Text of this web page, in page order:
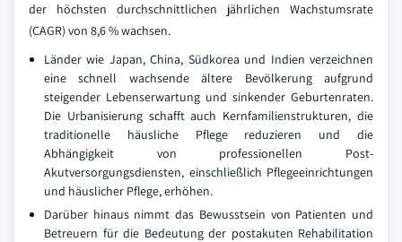
der höchsten durchschnittlichen jährlichen Wachstumsrate
(CAGR) von 8,6 % wachsen.
Länder wie Japan, China, Südkorea und Indien verzeichnen
eine schnell wachsende ältere Bevölkerung aufgrund
steigender Lebenserwartung und sinkender Geburtenraten.
Die Urbanisierung schafft auch Kernfamilienstrukturen, die
traditionelle häusliche Pflege reduzieren und die
Abhängigkeit von professionellen Post-
Akutversorgungsdiensten, einschließlich Pflegeeinrichtungen
und häuslicher Pflege, erhöhen.
Darüber hinaus nimmt das Bewusstsein von Patienten und
Betreuern für die Bedeutung der postakuten Rehabilitation